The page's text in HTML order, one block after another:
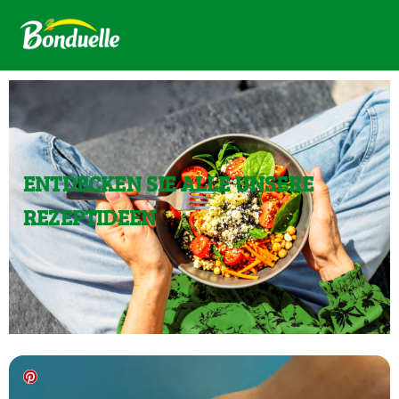
ENTDECKEN SIE ALLE UNSERE
REZEPTIDEEN